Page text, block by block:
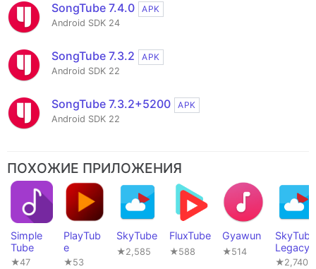
SongTube 7.4.0
APK
Android SDK 24
SongTube 7.3.2
APK
Android SDK 22
SongTube 7.3.2+5200
APK
Android SDK 22
ПОХОЖИЕ ПРИЛОЖЕНИЯ
Simple
Tube
★47
PlayTub
e
★53
SkyTube
★2,585
FluxTube
★588
Gyawun
★514
SkyTube
Legacy
★2,740